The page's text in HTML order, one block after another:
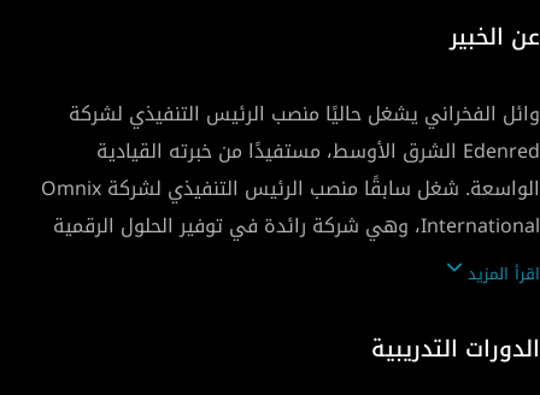
عن الخبير
وائل الفخراني يشغل حاليًا منصب الرئيس التنفيذي لشركة
Edenred الشرق الأوسط، مستفيدًا من خبرته القيادية
الواسعة. شغل سابقًا منصب الرئيس التنفيذي لشركة Omnix
International، وهي شركة رائدة في توفير الحلول الرقمية
مع خبرة مركزة في الاستراتيجية الرقمية والاستشارات من أجل
في شركة كريم كمدير عام لمصر وشغل منصب نائب الرئيس
اقرأ المزيد
الدورات التدريبية